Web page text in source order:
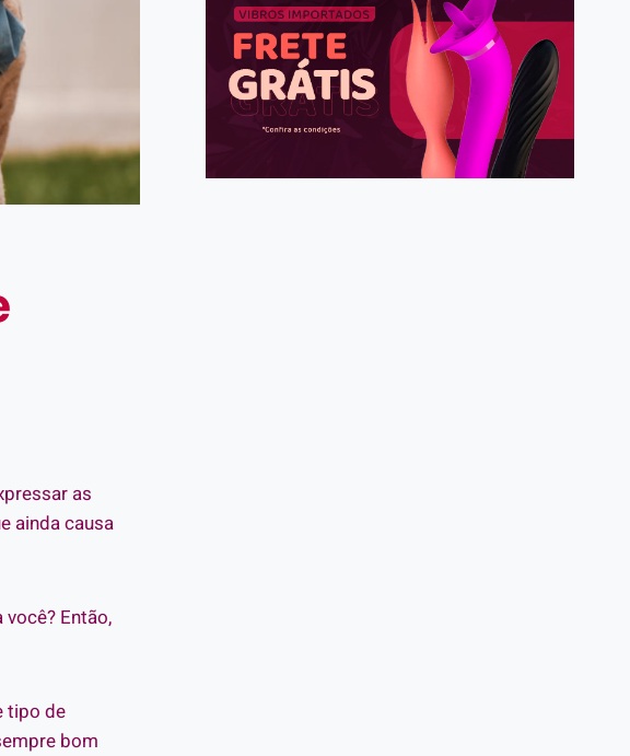
as
ainda causa
Então,
tipo de
bom